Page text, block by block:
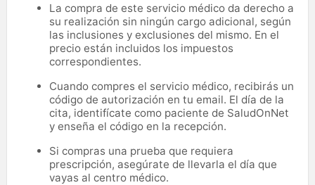
La compra de este servicio médico da derecho a
su realización sin ningún cargo adicional, según
las inclusiones y exclusiones del mismo. En el
precio están incluidos los impuestos
correspondientes.
Cuando compres el servicio médico, recibirás un
código de autorización en tu email. El día de la
cita, identifícate como paciente de SaludOnNet
y enseña el código en la recepción.
Si compras una prueba que requiera
prescripción, asegúrate de llevarla el día que
vayas al centro médico.